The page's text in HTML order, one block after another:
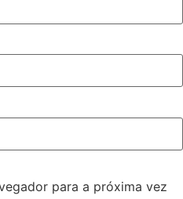
para a próxima vez